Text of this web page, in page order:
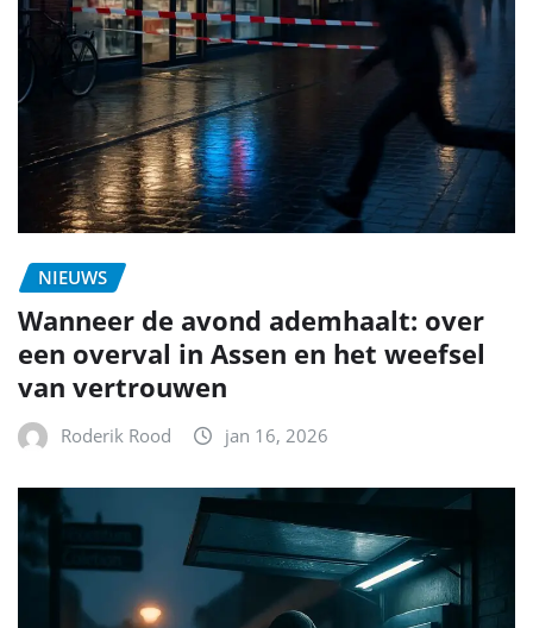
NIEUWS
Wanneer de avond ademhaalt: over
een overval in Assen en het weefsel
van vertrouwen
Roderik Rood jan 16, 2026